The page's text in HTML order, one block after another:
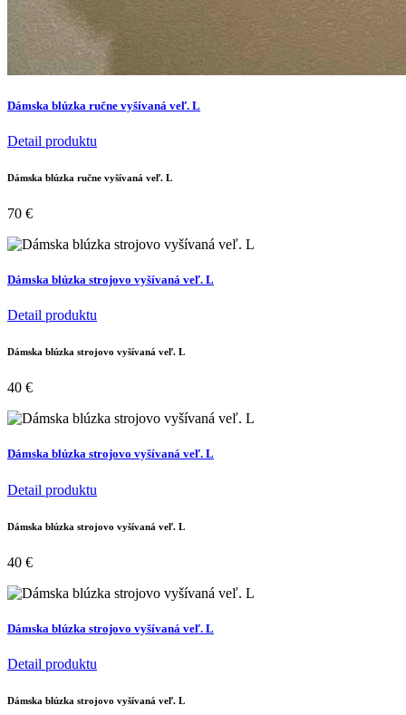
Dámska blúzka ručne vyšívaná veľ. L
Detail produktu
Dámska blúzka ručne vyšívaná veľ. L
70 €
Dámska blúzka strojovo vyšívaná veľ. L
Detail produktu
Dámska blúzka strojovo vyšívaná veľ. L
40 €
Dámska blúzka strojovo vyšívaná veľ. L
Detail produktu
Dámska blúzka strojovo vyšívaná veľ. L
40 €
Dámska blúzka strojovo vyšívaná veľ. L
Detail produktu
Dámska blúzka strojovo vyšívaná veľ. L